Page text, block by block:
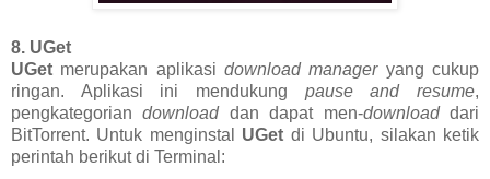
8. UGet
UGet merupakan aplikasidownload manageryang cukup
ringan. Aplikasi ini mendukung pause and resume,
pengkategoriandownloaddan dapat men-downloaddari
BitTorrent. Untuk menginstal UGet di Ubuntu, silakan ketik
perintah berikut di Terminal: